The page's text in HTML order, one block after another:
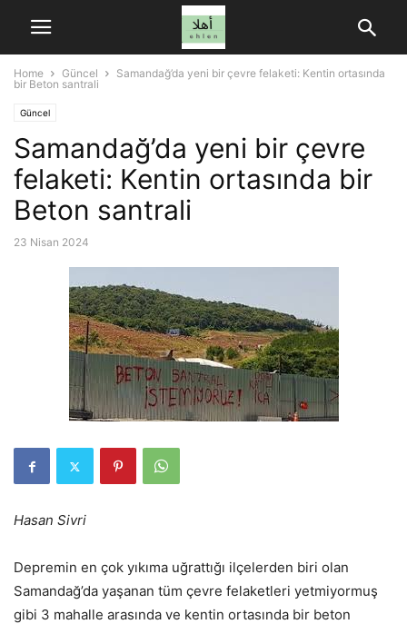
Home Güncel
Samandağ’da yeni bir çevre felaketi: Kentin ortasında
bir Beton santrali
Güncel
Samandağ’da yeni bir çevre
felaketi: Kentin ortasında bir
Beton santrali
23 Nisan 2024
Hasan Sivri
Depremin en çok yıkıma uğrattığı ilçelerden biri olan
Samandağ’da yaşanan tüm çevre felaketleri yetmiyormuş
gibi 3 mahalle arasında ve kentin ortasında bir beton